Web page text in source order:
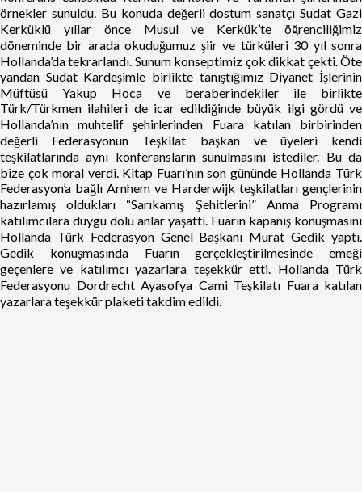
örnekler sunuldu. Bu konuda değerli dostum sanatçı Sudat Gazi
Kerküklü yıllar önce Musul ve Kerkük’te öğrenciliğimiz
döneminde bir arada okuduğumuz şiir ve türküleri 30 yıl sonra
Hollanda’da tekrarlandı. Sunum konseptimiz çok dikkat çekti. Öte
yandan Sudat Kardeşimle birlikte tanıştığımız Diyanet İşlerinin
Müftüsü Yakup Hoca ve beraberindekiler ile birlikte
Türk/Türkmen ilahileri de icar edildiğinde büyük ilgi gördü ve
Hollanda’nın muhtelif şehirlerinden Fuara katılan birbirinden
değerli Federasyonun Teşkilat başkan ve üyeleri kendi
teşkilatlarında aynı konferansların sunulmasını istediler. Bu da
bize çok moral verdi. Kitap Fuarı’nın son gününde Hollanda Türk
Federasyon’a bağlı Arnhem ve Harderwijk teşkilatları gençlerinin
hazırlamış oldukları “Sarıkamış Şehitlerini” Anma Programı
katılımcılara duygu dolu anlar yaşattı. Fuarın kapanış konuşmasını
Hollanda Türk Federasyon Genel Başkanı Murat Gedik yaptı.
Gedik konuşmasında Fuarın gerçekleştirilmesinde emeği
geçenlere ve katılımcı yazarlara teşekkür etti. Hollanda Türk
Federasyonu Dordrecht Ayasofya Cami Teşkilatı Fuara katılan
yazarlara teşekkür plaketi takdim edildi.